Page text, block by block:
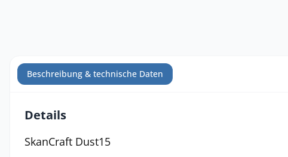
Beschreibung & technische Daten
Details
SkanCraft Dust15